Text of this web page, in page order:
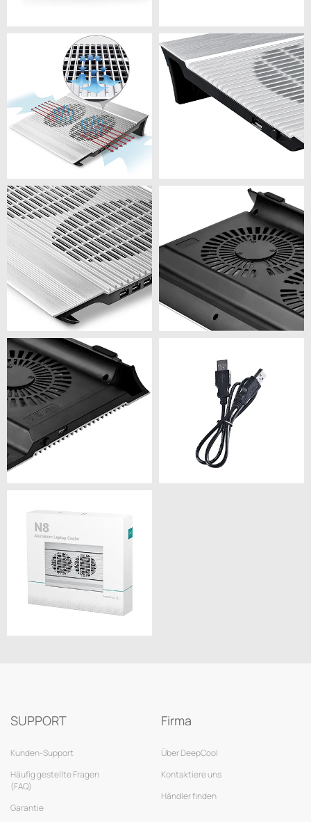
SUPPORT
Kunden-Support
Häufig gestellte Fragen
(FAQ)
Garantie
Firma
Über DeepCool
Kontaktiere uns
Händler finden